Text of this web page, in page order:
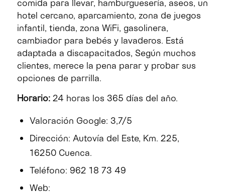
comida para llevar, hamburguesería, aseos, un
hotel cercano, aparcamiento, zona de juegos
infantil, tienda, zona WiFi, gasolinera,
cambiador para bebés y lavaderos. Está
adaptada a discapacitados, Según muchos
clientes, merece la pena parar y probar sus
opciones de parrilla.
Horario:24 horas los 365 días del año.
Valoración Google: 3,7/5
Dirección: Autovía del Este, Km. 225,
16250 Cuenca.
Teléfono: 962 18 73 49
Web: